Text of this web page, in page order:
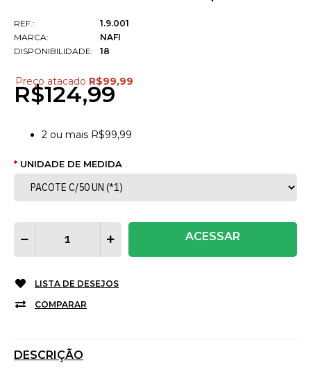
REF.:
MARCA:
DISPONIBILIDADE:
1.9.001
NAFI
18
Preço atacado R$99,99
R$124,99
2 ou mais R$99,99
UNIDADE DE MEDIDA
ACESSAR
LISTA DE DESEJOS
COMPARAR
DESCRIÇÃO